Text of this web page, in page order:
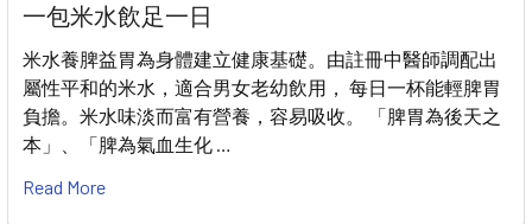
一包米水飲足一日
米水養脾益胃為身體建立健康基礎。由註冊中醫師調配出
屬性平和的米水，適合男女老幼飲用， 每日一杯能輕脾胃
負擔。米水味淡而富有營養，容易吸收。 「脾胃為後天之
本」、「脾為氣血生化 …
Read More